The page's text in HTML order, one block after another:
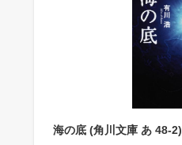
海の底 (角川文庫 あ 48-2)